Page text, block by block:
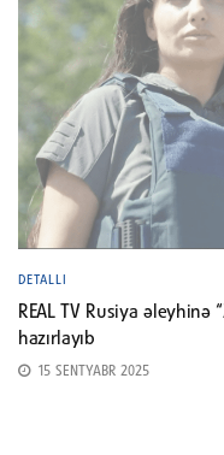
DETALLI
REAL TV Rusiya əleyhinə
hazırlayıb
15 SENTYABR 2025